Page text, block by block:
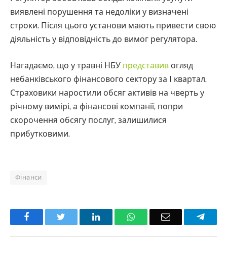
виявлені порушення та недоліки у визначені
строки. Після цього установи мають привести свою
діяльність у відповідність до вимог регулятора.
Нагадаємо, що у травні НБУ представив огляд
небанківського фінансового сектору за I квартал.
Страховики наростили обсяг активів на чверть у
річному вимірі, а фінансові компанії, попри
скорочення обсягу послуг, залишилися
прибутковими.
Фінанси
Facebook LinkedInWhatsAppEmail